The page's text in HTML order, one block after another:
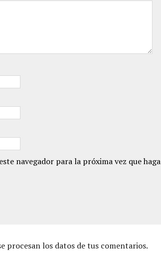
navegador para la próxima vez que haga
procesan los datos de tus comentarios.